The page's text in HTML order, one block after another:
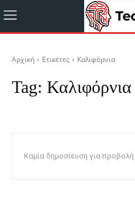
Αρχική Ετικέτες Καλιφόρνια
Tag: Καλιφόρνια
Καμία δημοσίευση για προβολή